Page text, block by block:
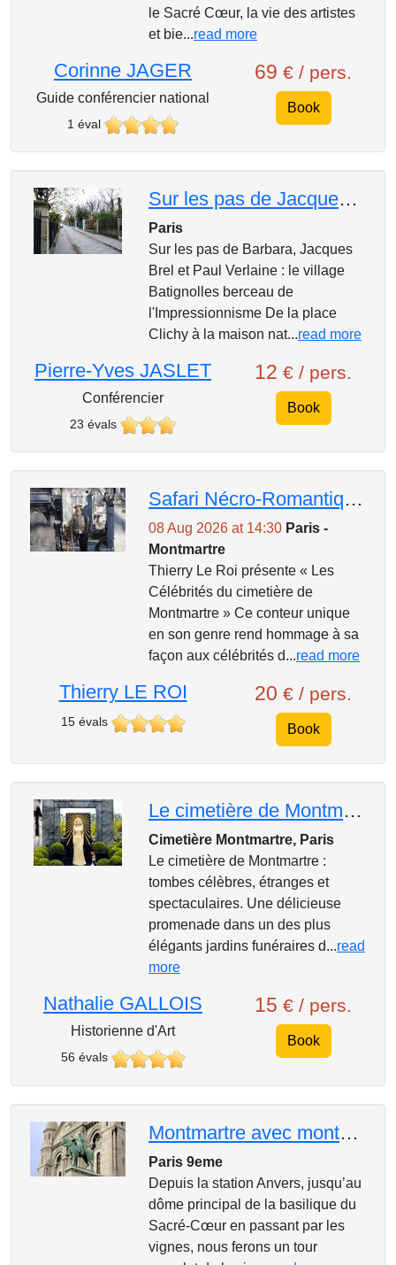
le Sacré Cœur, la vie des artistes
et bie...read more
Corinne JAGER
Guide conférencier national
1 éval
69 € / pers.
Book
Sur les pas de Jacques Brel, Paul Verlaine, Barbara : Le village des Batignolles,
Paris
Sur les pas de Barbara, Jacques
Brel et Paul Verlaine : le village
Batignolles berceau de
l'Impressionnisme De la place
Clichy à la maison nat...read more
Pierre-Yves JASLET
Conférencier
23 évals
12 € / pers.
Book
Safari Nécro-Romantique au Cimetière de Montmartre
08 Aug 2026 at 14:30 Paris -
Montmartre
Thierry Le Roi présente « Les
Célébrités du cimetière de
Montmartre » Ce conteur unique
en son genre rend hommage à sa
façon aux célébrités d...read more
Thierry LE ROI
15 évals
20 € / pers.
Book
Le cimetière de Montmartre : tombes célèbres, étranges et spectaculaires
Cimetière Montmartre, Paris
Le cimetière de Montmartre :
tombes célèbres, étranges et
spectaculaires. Une délicieuse
promenade dans un des plus
élégants jardins funéraires d...read
more
Nathalie GALLOIS
Historienne d'Art
56 évals
15 € / pers.
Book
Montmartre avec montée au Sacré-Coeur
Paris 9eme
Depuis la station Anvers, jusqu’au
dôme principal de la basilique du
Sacré-Cœur en passant par les
vignes, nous ferons un tour